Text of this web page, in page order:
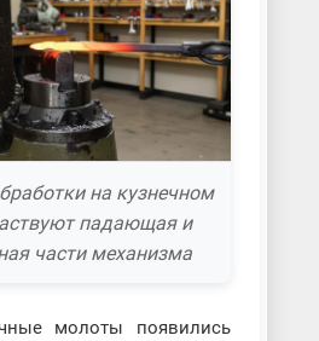
на кузнечном
падающая и
части механизма
молоты появились